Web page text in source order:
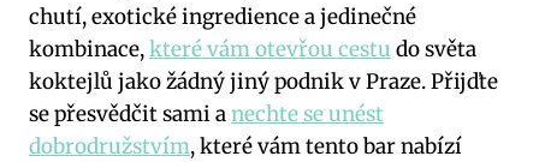
chutí, exotické ingredience a jedinečné
kombinace,které vám otevřou cestu do světa
koktejlů jako žádný jiný podnik v Praze. Přijďte
se přesvědčit sami anechte se unést
dobrodružstvím, které vám tento bar nabízí